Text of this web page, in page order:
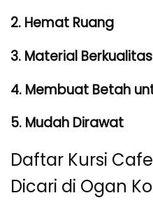
2. Hemat Ruang
3. Material Berkualitas
4. Membuat Betah
5. Mudah Dirawat
Daftar Kursi
Dicari di Ogan